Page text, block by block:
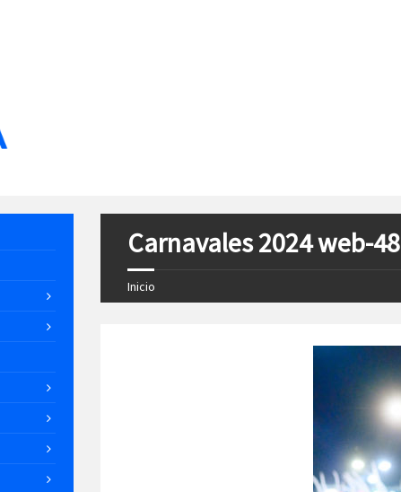
Carnavales 2024 web-48
Inicio